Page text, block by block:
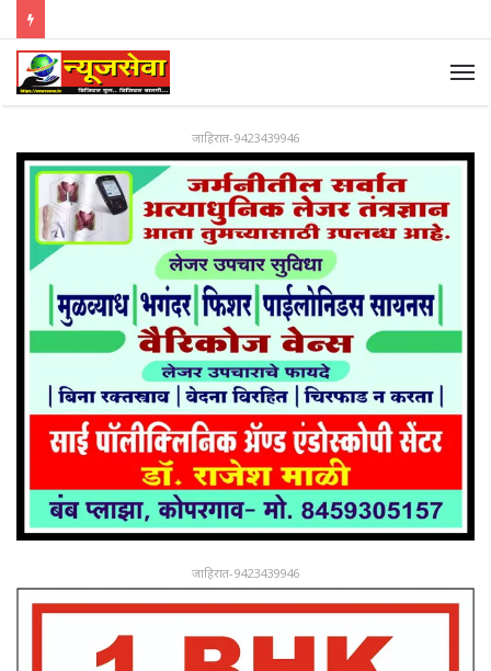
जाहिरात-9423439946
जाहिरात-9423439946